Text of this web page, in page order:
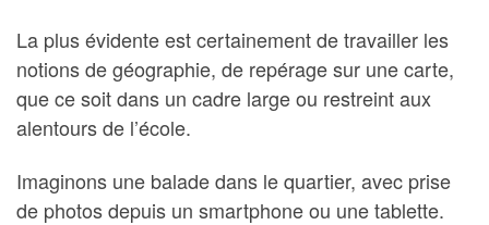
La plus évidente est certainement de travailler les
notions de géographie, de repérage sur une carte,
que ce soit dans un cadre large ou restreint aux
alentours de l’école.
Imaginons une balade dans le quartier, avec prise
de photos depuis un smartphone ou une tablette.